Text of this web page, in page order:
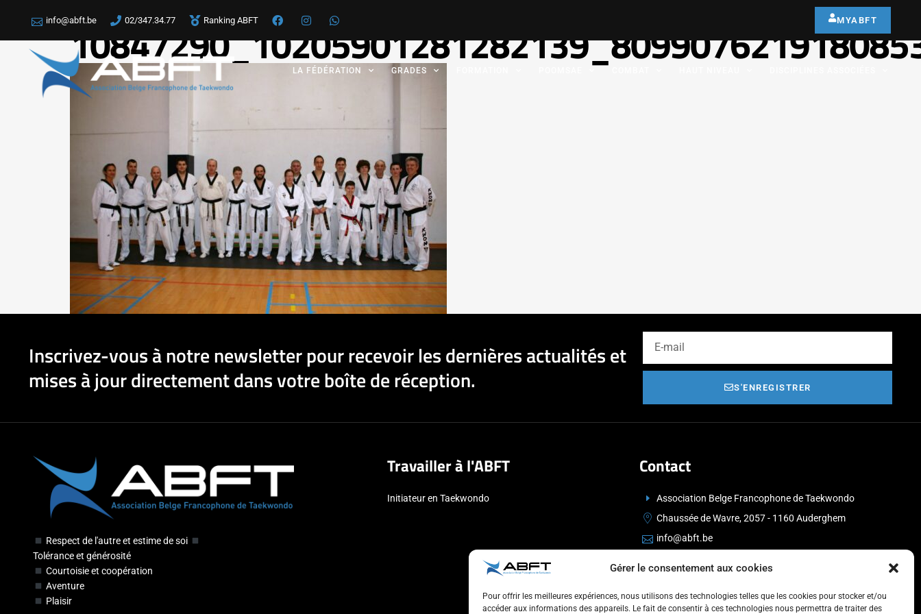
Gérer le consentement aux cookies
Pour offrir les meilleures expériences, nous utilisons des technologies telles que les cookies pour stocker et/ou
accéder aux informations des appareils. Le fait de consentir à ces technologies nous permettra de traiter des
info@abft.be 02/347.34.77 Ranking ABFT MYABFT
LA FÉDÉRATION GRADES
Inscrivez-vous à notre newsletter pour recevoir les dernières actualités et
mises à jour directement dans votre boîte de réception.
S'ENREGISTRER
Respect de l'autre et estime de soi
Tolérance et générosité
Courtoisie et coopération
Aventure
Plaisir
Travailler à l'ABFT
Initiateur en Taekwondo
Contact
Association Belge Francophone de Taekwondo
Chaussée de Wavre, 2057 - 1160 Auderghem
info@abft.be